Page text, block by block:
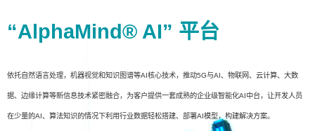
“AlphaMind® AI” 平台
依托自然语言处理，机器视觉和知识图谱等AI核心技术，推动5G与AI、物联网、云计算、大数
据、边缘计算等新信息技术紧密融合，为客户提供一套成熟的企业级智能化AI中台，让开发人员
在少量的AI、算法知识的情况下利用行业数据轻松搭建、部署AI模型，构建解决方案。